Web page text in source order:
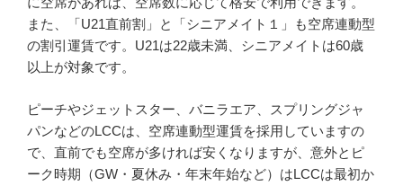
また、「U21直前割」と「シニアメイト１」も空席連動型
の割引運賃です。U21は22歳未満、シニアメイトは60歳
以上が対象です。
ピーチやジェットスター、バニラエア、スプリングジャ
パンなどのLCCは、空席連動型運賃を採用していますの
で、直前でも空席が多ければ安くなりますが、意外とピ
ーク時期（GW・夏休み・年末年始など）はLCCは最初か